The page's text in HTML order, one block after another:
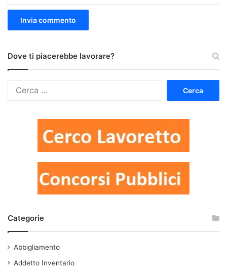
Dove ti piacerebbe lavorare?
Categorie
Abbigliamento
Addetto Inventario